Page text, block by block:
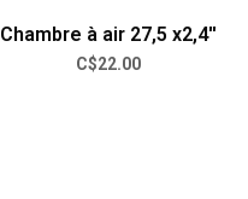
Chambre à air 27,5 x2,4''
C$22.00